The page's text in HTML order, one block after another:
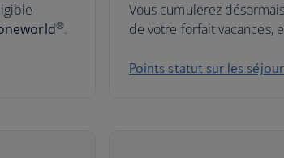
®.
Vous cumulerez
de votre forfait vacances,
Points statut sur les